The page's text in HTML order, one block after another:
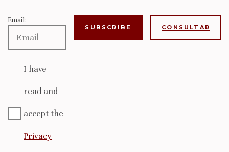
Email:
I have
read and
accept the
Privacy
CONSULTAR